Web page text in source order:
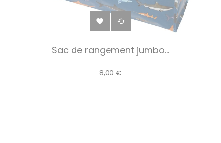
 
Sac de rangement jumbo...
8,00 €